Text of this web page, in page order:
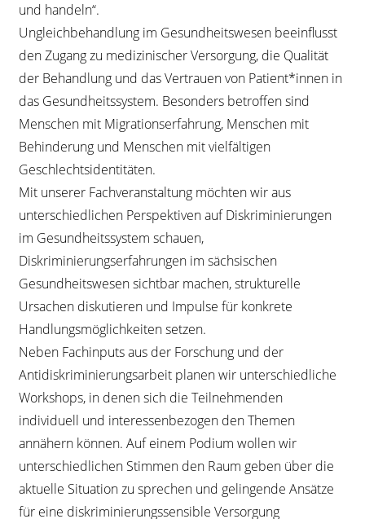
Leichte
Sprache
DGS
Suche
und handeln“.
Ungleichbehandlung im Gesundheitswesen beeinflusst
den Zugang zu medizinischer Versorgung, die Qualität
der Behandlung und das Vertrauen von Patient*innen in
das Gesundheitssystem. Besonders betroffen sind
Menschen mit Migrationserfahrung, Menschen mit
Behinderung und Menschen mit vielfältigen
Geschlechtsidentitäten.
Mit unserer Fachveranstaltung möchten wir aus
unterschiedlichen Perspektiven auf Diskriminierungen
im Gesundheitssystem schauen,
Diskriminierungserfahrungen im sächsischen
Gesundheitswesen sichtbar machen, strukturelle
Ursachen diskutieren und Impulse für konkrete
Handlungsmöglichkeiten setzen.
Neben Fachinputs aus der Forschung und der
Antidiskriminierungsarbeit planen wir unterschiedliche
Workshops, in denen sich die Teilnehmenden
individuell und interessenbezogen den Themen
annähern können. Auf einem Podium wollen wir
unterschiedlichen Stimmen den Raum geben über die
aktuelle Situation zu sprechen und gelingende Ansätze
für eine diskriminierungssensible Versorgung